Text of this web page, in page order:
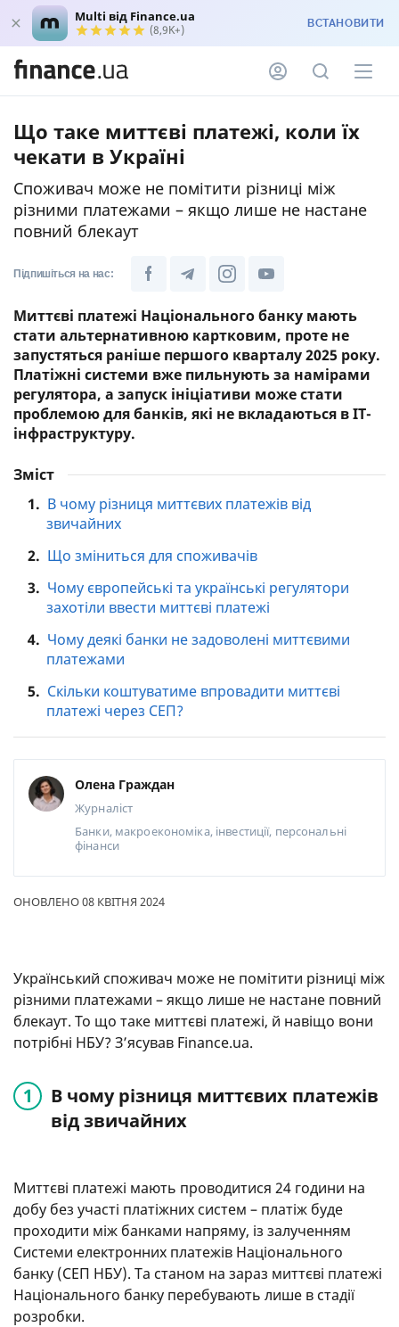
Multi від Finance.ua
(8,9K+) ВСТАНОВИТИ
Що таке миттєві платежі, коли їх
чекати в Україні
Споживач може не помітити різниці між
різними платежами – якщо лише не настане
повний блекаут
Підпишіться на нас:
Миттєві платежі Національного банку мають
стати альтернативною картковим, проте не
запустяться раніше першого кварталу 2025 року.
Платіжні системи вже пильнують за намірами
регулятора, а запуск ініціативи може стати
проблемою для банків, які не вкладаються в IT-
інфраструктуру.
Зміст
1. В чому різниця миттєвих платежів від
звичайних
2. Що зміниться для споживачів
3. Чому європейські та українські регулятори
захотіли ввести миттєві платежі
4. Чому деякі банки не задоволені миттєвими
платежами
5. Скільки коштуватиме впровадити миттєві
платежі через СЕП?
Олена Граждан
Журналіст
Банки, макроекономіка, інвестиції, персональні
фінанси
ОНОВЛЕНО 08 КВІТНЯ 2024
Український споживач може не помітити різниці між
різними платежами – якщо лише не настане повний
блекаут. То що таке миттєві платежі, й навіщо вони
потрібні НБУ? З’ясував Finance.ua.
В чому різниця миттєвих платежів
від звичайних
Миттєві платежі мають проводитися 24 години на
добу без участі платіжних систем – платіж буде
проходити між банками напряму, із залученням
Системи електронних платежів Національного
банку (СЕП НБУ). Та станом на зараз миттєві платежі
Національного банку перебувають лише в стадії
розробки.